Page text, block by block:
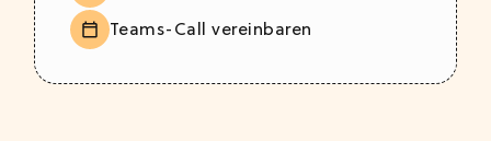
Teams-Call vereinbaren